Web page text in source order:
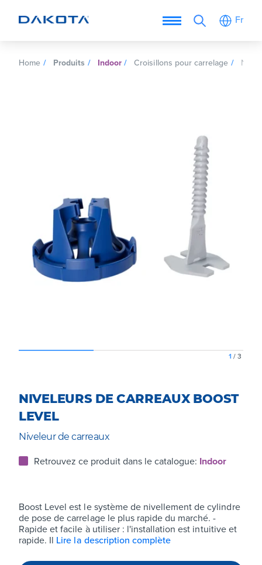
Fr
Home Produits Indoor Croisillons pour carrelage
1 /3
NIVELEURS DE CARREAUX BOOST
LEVEL
Niveleur de carreaux
Retrouvez ce produit dans le catalogue: Indoor
Boost Level est le système de nivellement de cylindre
de pose de carrelage le plus rapide du marché. -
Rapide et facile à utiliser : l'installation est intuitive et
rapide. Il Lire la description complète